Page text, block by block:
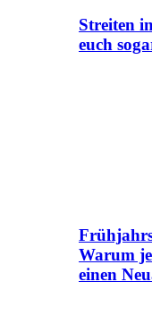
Streiten
euch
Warum
einen